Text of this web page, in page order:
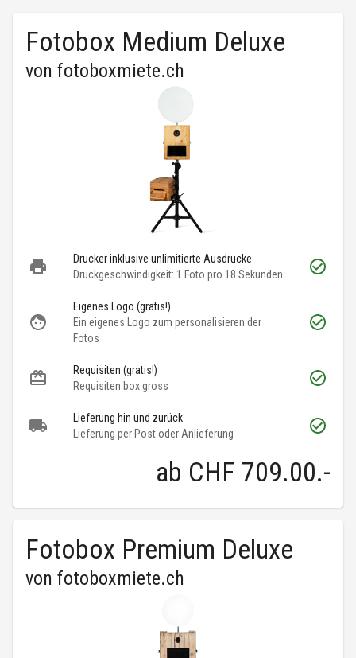
Fotobox Medium Deluxe
von fotoboxmiete.ch
Drucker inklusive unlimitierte Ausdrucke
Druckgeschwindigkeit: 1 Foto pro 18 Sekunden
Eigenes Logo (gratis!)
Ein eigenes Logo zum personalisieren der
Fotos
Requisiten (gratis!)
Requisiten box gross
Lieferung hin und zurück
Lieferung per Post oder Anlieferung
ab CHF 709.00.-
Fotobox Premium Deluxe
von fotoboxmiete.ch